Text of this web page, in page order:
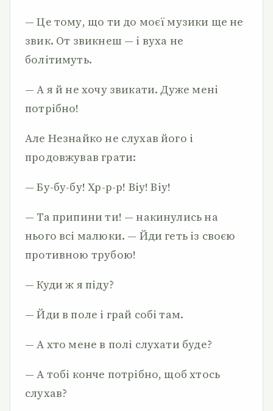
— Це тому, що ти до моєї музики ще не
звик. От звикнеш — і вуха не
болітимуть.
— А я й не хочу звикати. Дуже мені
потрібно!
Але Незнайко не слухав його і
продовжував грати:
— Бу-бу-бу! Хр-р-р! Віу! Віу!
— Та припини ти! — накинулись на
нього всі малюки. — Йди геть із своєю
противною трубою!
— Куди ж я піду?
— Йди в поле і грай собі там.
— А хто мене в полі слухати буде?
— А тобі конче потрібно, щоб хтось
слухав?